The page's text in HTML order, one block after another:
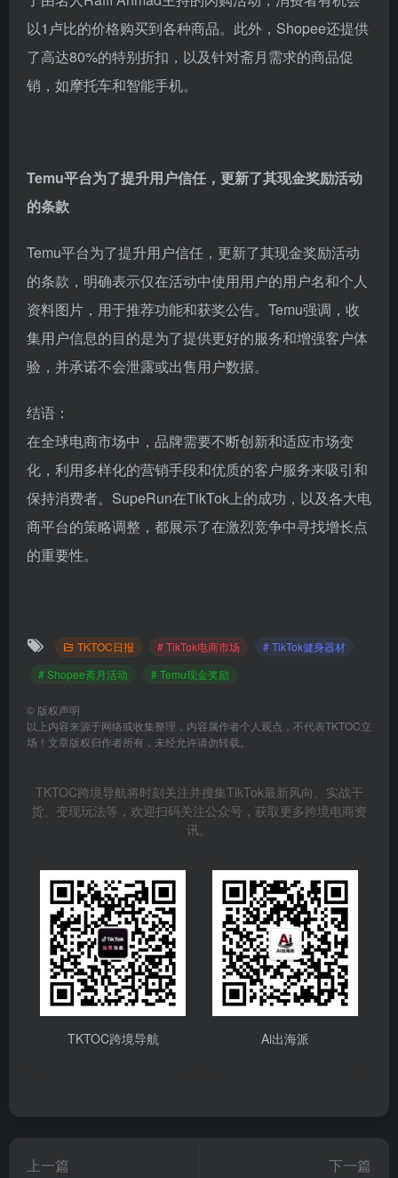
以1卢比的价格购买到各种商品。此外，Shopee还提供
了高达80%的特别折扣，以及针对斋月需求的商品促
销，如摩托车和智能手机。
Temu平台为了提升用户信任，更新了其现金奖励活动
的条款
Temu平台为了提升用户信任，更新了其现金奖励活动
的条款，明确表示仅在活动中使用用户的用户名和个人
资料图片，用于推荐功能和获奖公告。Temu强调，收
集用户信息的目的是为了提供更好的服务和增强客户体
验，并承诺不会泄露或出售用户数据。
结语：
在全球电商市场中，品牌需要不断创新和适应市场变
化，利用多样化的营销手段和优质的客户服务来吸引和
保持消费者。SupeRun在TikTok上的成功，以及各大电
商平台的策略调整，都展示了在激烈竞争中寻找增长点
的重要性。
TKTOC日报 # TikTok电商市场
# TikTok健身器材
# Shopee斋月活动
# Temu现金奖励
© 版权声明
以上内容来源于网络或收集整理，内容属作者个人观点，不代表TKTOC立
场！文章版权归作者所有，未经允许请勿转载。
TKTOC跨境导航将时刻关注并搜集TikTok最新风向、实战干
货、变现玩法等，欢迎扫码关注公众号，获取更多跨境电商资
讯。
TKTOC跨境导航 Ai出海派
上一篇 下一篇